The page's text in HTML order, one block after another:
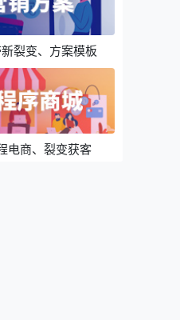
裂变、方案模板
电商、裂变获客